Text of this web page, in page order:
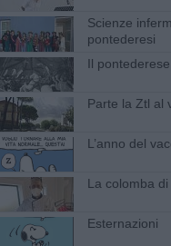
Scienze
pontederesi
​Il
Parte la Ztl al
​L’anno del
La colomba
Esternazioni